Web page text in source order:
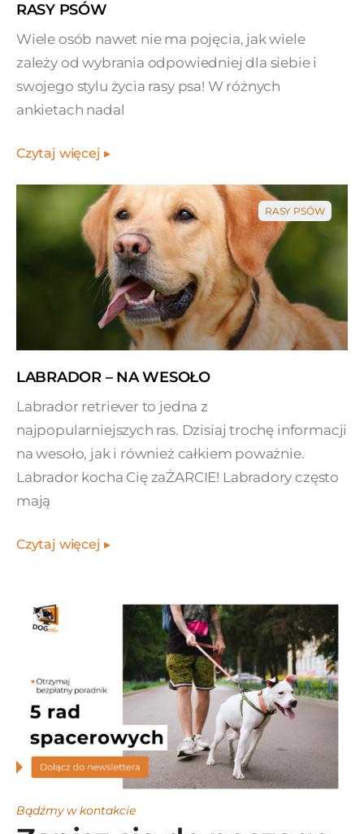
RASY PSÓW
Wiele osób nawet nie ma pojęcia, jak wiele
zależy od wybrania odpowiedniej dla siebie i
swojego stylu życia rasy psa! W różnych
ankietach nadal
Czytaj więcej ▸
RASY PSÓW
LABRADOR – NA WESOŁO
Labrador retriever to jedna z
najpopularniejszych ras. Dzisiaj trochę informacji
na wesoło, jak i również całkiem poważnie.
Labrador kocha Cię zaŻARCIE! Labradory często
mają
Czytaj więcej ▸
Bądźmy w kontakcie